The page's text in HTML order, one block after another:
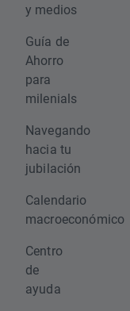
y medios
Guía de
Ahorro
para
milenials
Navegando
hacia tu
jubilación
Calendario
macroeconómico
Centro
de
ayuda